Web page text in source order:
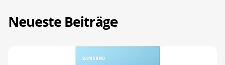
Neueste Beiträge